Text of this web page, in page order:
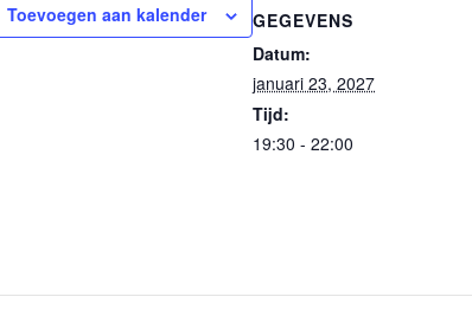
Toevoegen aan kalender
GEGEVENS
Datum:
januari 23, 2027
Tijd:
19:30 - 22:00